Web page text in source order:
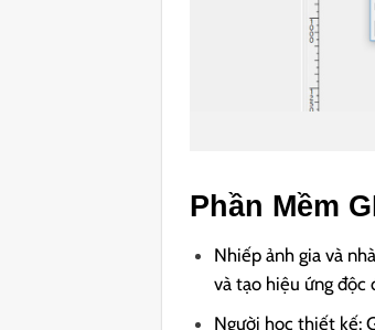
Phần Mềm
Nhiếp ảnh gia và
và tạo hiệu ứng độc
Người học thiết kế: